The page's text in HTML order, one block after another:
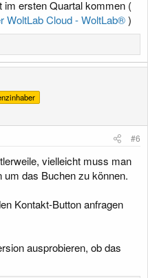
im ersten Quartal kommen (
WoltLab Cloud - WoltLab®)
#6
vielleicht muss man
das Buchen zu können.
Kontakt-Button anfragen
ausprobieren, ob das